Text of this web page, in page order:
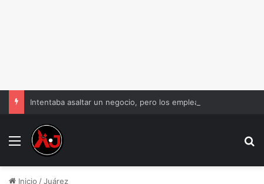
Menu
Inicio /Juárez